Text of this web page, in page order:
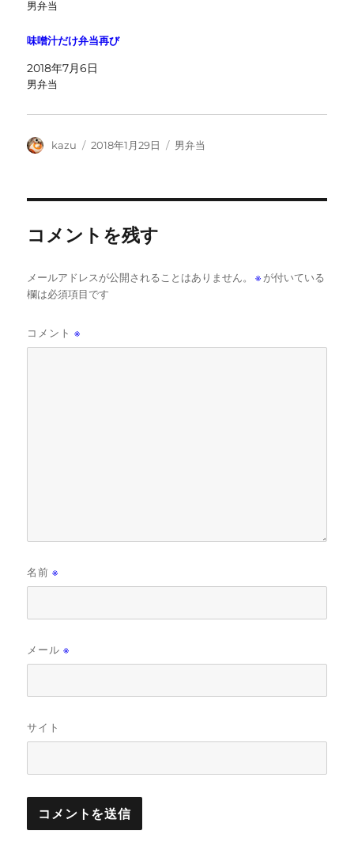
男弁当
味噌汁だけ弁当再び
2018年7月6日
男弁当
投
kazu
投
2018年1月29日
カ
男弁当
コメントを残す
メールアドレスが公開されることはありません。 ※ が付いている
欄は必須項目です
コメント※
名前※
メール※
サイト